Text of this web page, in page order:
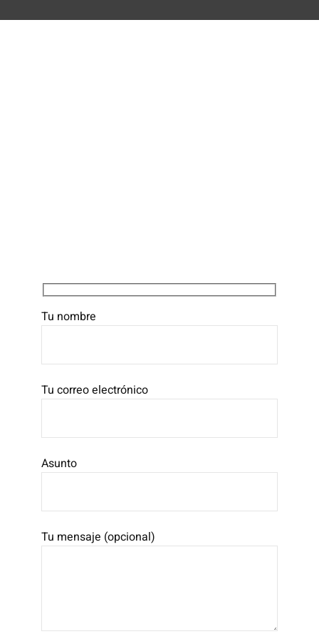
Tu nombre
Tu correo electrónico
Asunto
Tu mensaje (opcional)